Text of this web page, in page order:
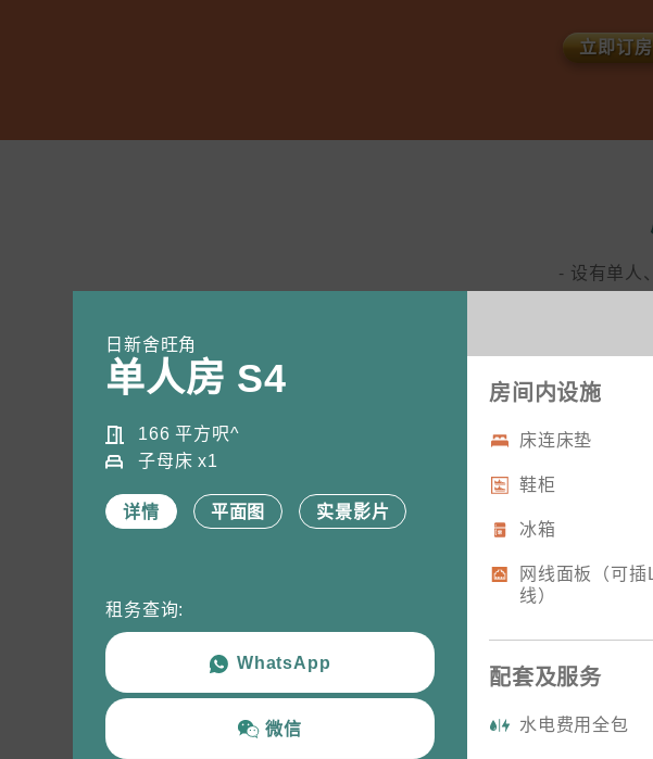
訂閱電子報
稱謂
姓*
立即订房
日新舍旺角
单人房 S4
166 平方呎^
子母床 x1
详情 平⾯图 实景影片​
租务查询:
WhatsApp
微信
房间内设施
床连床垫
鞋柜
冰箱
网线面板（可插
线）
配套及服务
水电费用全包
- 设有单人
双人房 D3
日新舍旺角
双人房